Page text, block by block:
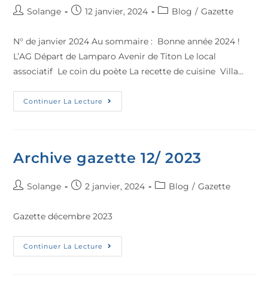
Solange 12 janvier, 2024 Blog / Gazette
N° de janvier 2024 Au sommaire : Bonne année 2024 !
L’AG Départ de Lamparo Avenir de Titon Le local
associatif Le coin du poète La recette de cuisine Villa…
Continuer La Lecture
Archive gazette 12/ 2023
Solange 2 janvier, 2024 Blog / Gazette
Gazette décembre 2023
Continuer La Lecture